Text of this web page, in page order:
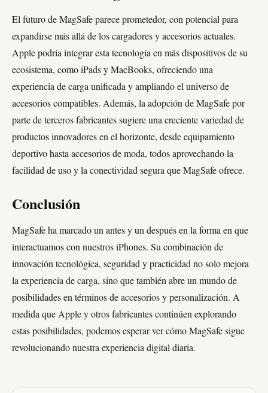
El futuro de MagSafe parece prometedor, con potencial para
expandirse más allá de los cargadores y accesorios actuales.
Apple podría integrar esta tecnología en más dispositivos de su
ecosistema, como iPads y MacBooks, ofreciendo una
experiencia de carga unificada y ampliando el universo de
accesorios compatibles. Además, la adopción de MagSafe por
parte de terceros fabricantes sugiere una creciente variedad de
productos innovadores en el horizonte, desde equipamiento
deportivo hasta accesorios de moda, todos aprovechando la
facilidad de uso y la conectividad segura que MagSafe ofrece.
Conclusión
MagSafe ha marcado un antes y un después en la forma en que
interactuamos con nuestros iPhones. Su combinación de
innovación tecnológica, seguridad y practicidad no solo mejora
la experiencia de carga, sino que también abre un mundo de
posibilidades en términos de accesorios y personalización. A
medida que Apple y otros fabricantes continúen explorando
estas posibilidades, podemos esperar ver cómo MagSafe sigue
revolucionando nuestra experiencia digital diaria.